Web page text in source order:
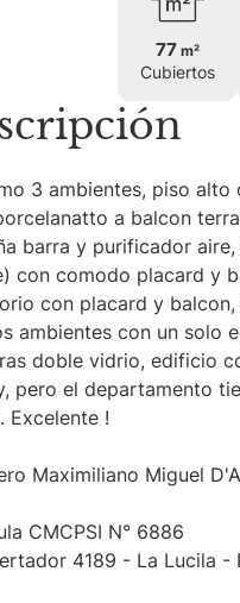
77 m²
Cubiertos
3 ambientes, piso
a balcon
barra y purificador
con comodo placard y
con placard y
ambientes con un solo
doble vidrio, edificio
pero el departamento
Excelente !
Maximiliano Miguel
CMCPSI N° 6886
4189 - La Lucila -